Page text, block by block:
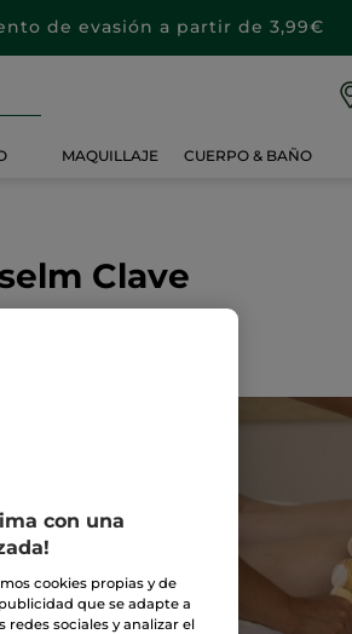
de evasión a partir de 3,99€
MAQUILLAJE CUERPO & BAÑO
Clave
la Cosmética
una cita por
con una
cookies propias y de
que se adapte a
redes sociales y analizar el